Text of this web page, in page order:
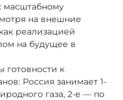
масштабному
на внешние
реализацией
на будущее в
готовности к
Россия занимает 1-
газа, 2-е — по